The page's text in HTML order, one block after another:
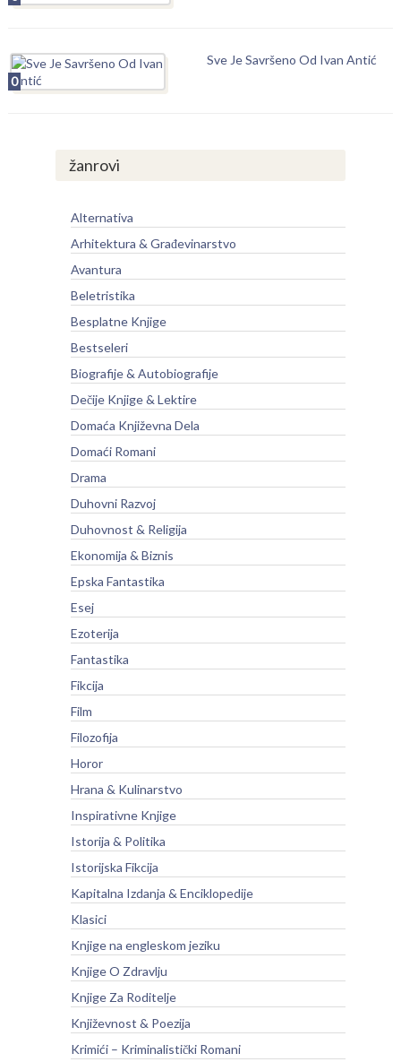
0
Sve Je Savršeno Od Ivan Antić
žanrovi
Alternativa
Arhitektura & Građevinarstvo
Avantura
Beletristika
Besplatne Knjige
Bestseleri
Biografije & Autobiografije
Dečije Knjige & Lektire
Domaća Književna Dela
Domaći Romani
Drama
Duhovni Razvoj
Duhovnost & Religija
Ekonomija & Biznis
Epska Fantastika
Esej
Ezoterija
Fantastika
Fikcija
Film
Filozofija
Horor
Hrana & Kulinarstvo
Inspirativne Knjige
Istorija & Politika
Istorijska Fikcija
Kapitalna Izdanja & Enciklopedije
Klasici
Knjige na engleskom jeziku
Knjige O Zdravlju
Knjige Za Roditelje
Književnost & Poezija
Krimići – Kriminalistički Romani